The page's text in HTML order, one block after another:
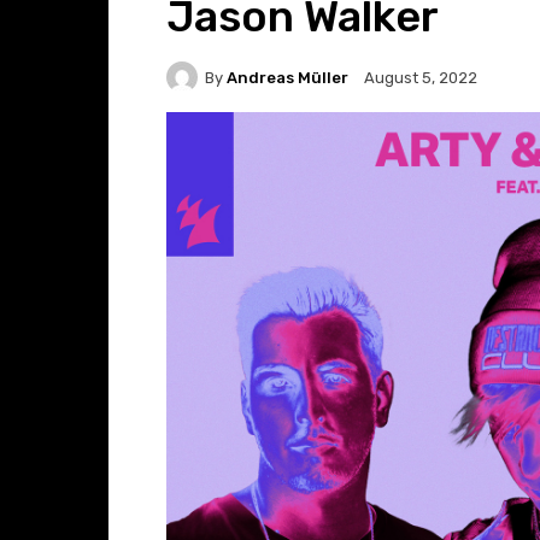
Jason Walker
By Andreas Müller August 5, 2022